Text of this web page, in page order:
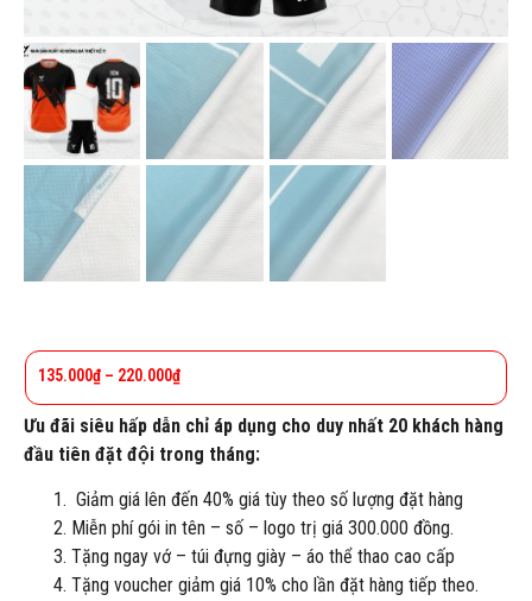
135.000₫ – 220.000₫
Ưu đãi siêu hấp dẫn chỉ áp dụng cho duy nhất 20 khách hàng
đầu tiên đặt đội trong tháng:
Giảm giá lên đến 40% giá tùy theo số lượng đặt hàng
Miễn phí gói in tên – số – logo trị giá 300.000 đồng.
Tặng ngay vớ – túi đựng giày – áo thể thao cao cấp
Tặng voucher giảm giá 10% cho lần đặt hàng tiếp theo.